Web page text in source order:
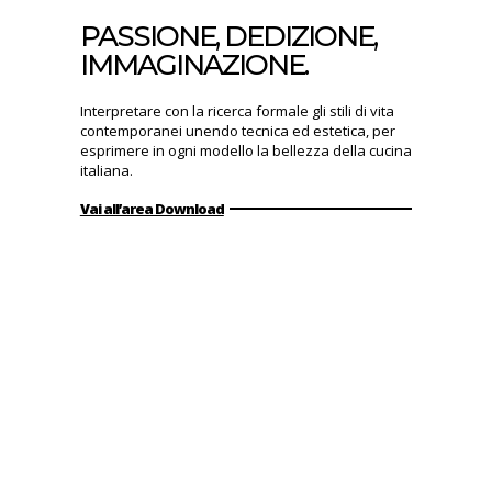
PASSIONE, DEDIZIONE,
IMMAGINAZIONE.
Interpretare con la ricerca formale gli stili di vita
contemporanei unendo tecnica ed estetica, per
esprimere in ogni modello la bellezza della cucina
italiana.
Vai all’area Download